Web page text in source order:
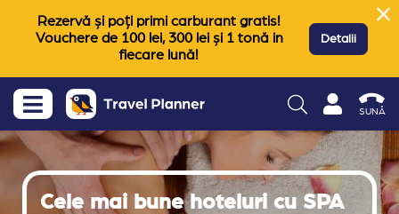
Rezervă și poți primi carburant gratis!
Vouchere de 100 lei, 300 lei și 1 tonă in
fiecare lună!
Detalii
SUNĂ
Cele mai bune hoteluri cu SPA